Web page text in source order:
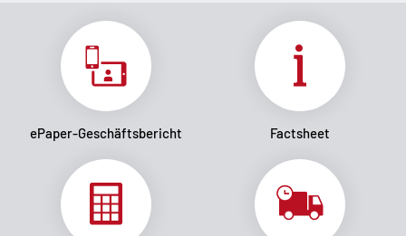
ePaper-Geschäftsbericht Factsheet